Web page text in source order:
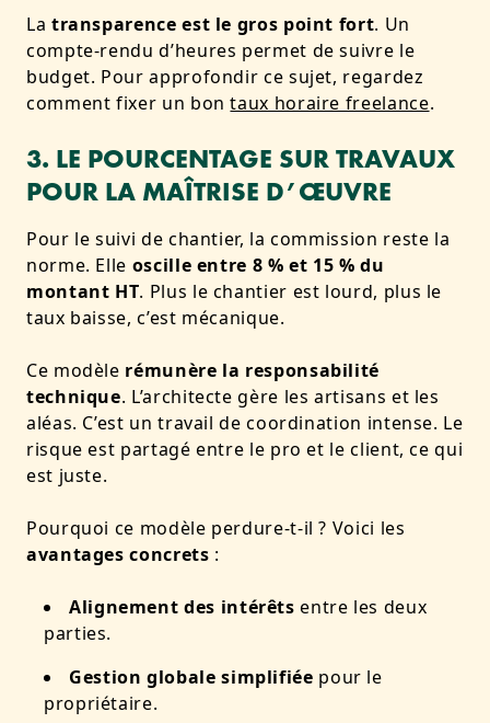
La transparence est le gros point fort. Un
compte-rendu d’heures permet de suivre le
budget. Pour approfondir ce sujet, regardez
comment fixer un bontaux horaire freelance.
3. LE POURCENTAGE SUR TRAVAUX
POUR LA MAÎTRISE D’ŒUVRE
Pour le suivi de chantier, la commission reste la
norme. Elle oscille entre 8 % et 15 % du
montant HT. Plus le chantier est lourd, plus le
taux baisse, c’est mécanique.
Ce modèle rémunère la responsabilité
technique. L’architecte gère les artisans et les
aléas. C’est un travail de coordination intense. Le
risque est partagé entre le pro et le client, ce qui
est juste.
Pourquoi ce modèle perdure-t-il ? Voici les
avantages concrets :
Alignement des intérêts entre les deux
parties.
Gestion globale simplifiée pour le
propriétaire.